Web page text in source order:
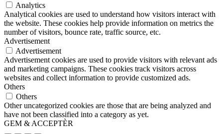
Analytics
Analytical cookies are used to understand how visitors interact with
the website. These cookies help provide information on metrics the
number of visitors, bounce rate, traffic source, etc.
Advertisement
Advertisement
Advertisement cookies are used to provide visitors with relevant ads
and marketing campaigns. These cookies track visitors across
websites and collect information to provide customized ads.
Others
Others
Other uncategorized cookies are those that are being analyzed and
have not been classified into a category as yet.
GEM & ACCEPTÈR